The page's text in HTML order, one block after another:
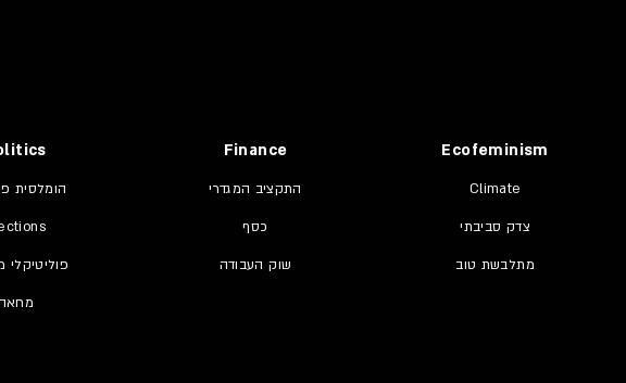
הומלסית
פוליטיקלי
Finance
התקציב המגדרי
כסף
שוק העבודה
Ecofeminism
Climate
צדק סביבתי
מתלבשת טוב